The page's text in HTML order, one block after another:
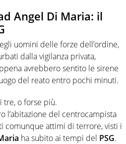
Angel Di Maria: il
uomini delle forze dell’ordine,
dalla vigilanza privata,
avrebbero sentito le sirene
del reato entro pochi minuti.
tre, o forse più.
l’abitazione del centrocampista
comunque attimi di terrore, visti i
ha subito ai tempi del PSG.